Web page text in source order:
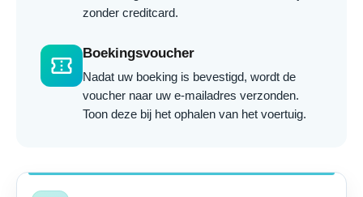
zonder creditcard.
confirmation_number
Boekingsvoucher
Nadat uw boeking is bevestigd, wordt de
voucher naar uw e-mailadres verzonden.
Toon deze bij het ophalen van het voertuig.